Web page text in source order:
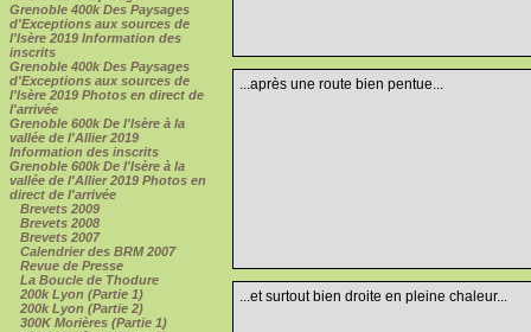
Grenoble 400k Des Paysages
d'Exceptions aux sources de
l'Isère 2019 Information des
inscrits
Grenoble 400k Des Paysages
d'Exceptions aux sources de
l'Isère 2019 Photos en direct de
l'arrivée
Grenoble 600k De l'Isère à la
vallée de l'Allier 2019
Information des inscrits
Grenoble 600k De l'Isère à la
vallée de l'Allier 2019 Photos en
direct de l'arrivée
Brevets 2009
Brevets 2008
Brevets 2007
Calendrier des BRM 2007
Revue de Presse
La Boucle de Thodure
200k Lyon (Partie 1)
200k Lyon (Partie 2)
300K Morières (Partie 1)
...après une route bien pentue...
...et surtout bien droite en pleine chaleur...